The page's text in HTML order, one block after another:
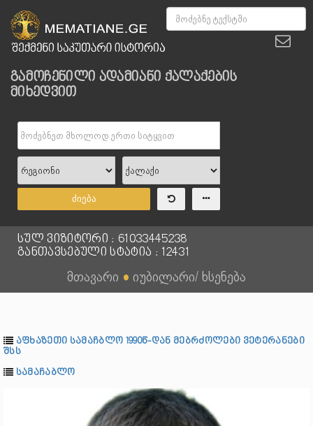
გამოჩენილი ადამიანი ქალაქების
მიხედვით
ძიება
სულ ვიზიტორი : 61033445238
განთავსებული სტატია : 12431
მთავარი ● იუბილარი/ ხსენება
აფხაზეთი სამაჩბლო 1990წ-დან მებრძოლები ვეტერანები
შსს
სამაჩაბლო